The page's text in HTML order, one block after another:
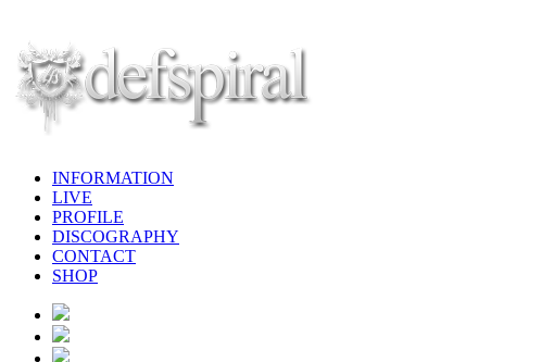
INFORMATION
LIVE
PROFILE
DISCOGRAPHY
CONTACT
SHOP